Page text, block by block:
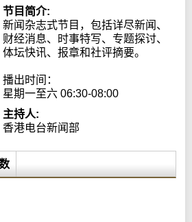
节目简介:
新闻杂志式节目，包括详尽新闻、
财经消息、时事特写、专题探讨、
体坛快讯、报章和社评摘要。
播出时间：
星期一至六 06:30-08:00
主持人:
香港电台新闻部